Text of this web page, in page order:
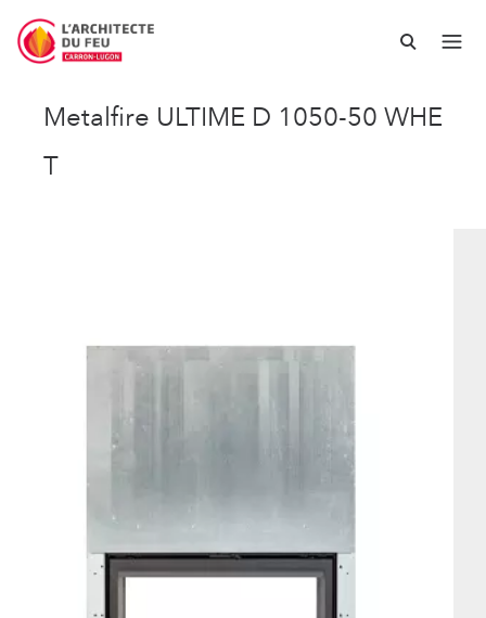
Metalfire ULTIME D 1050-50 WHE
T